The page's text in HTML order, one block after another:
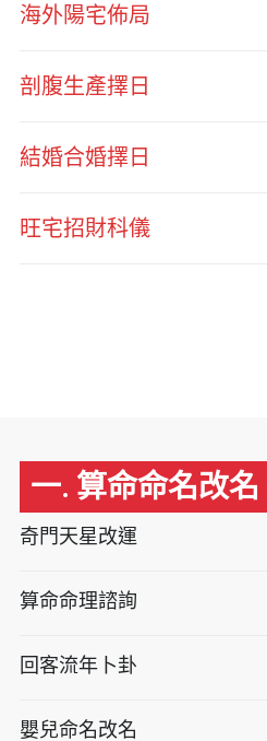
海外陽宅佈局
剖腹生產擇日
結婚合婚擇日
旺宅招財科儀
一. 算命命名改名
奇門天星改運
算命命理諮詢
回客流年卜卦
嬰兒命名改名